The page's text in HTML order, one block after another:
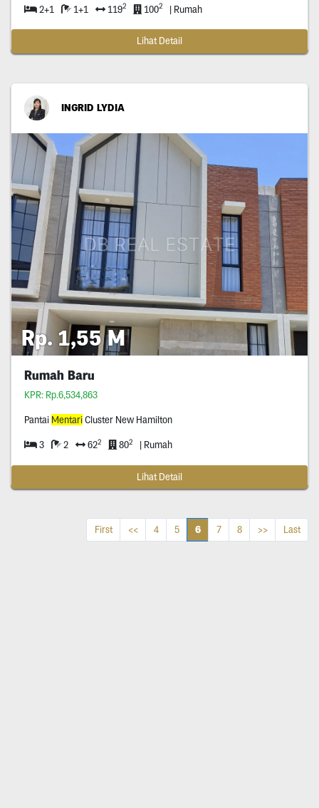
2+1 1+1 1192 1002 | Rumah
Lihat Detail
INGRID LYDIA
Rp. 1,55 M
Rumah Baru
KPR: Rp.6,534,863
Pantai MentariCluster New Hamilton
3 2 622 802 | Rumah
Lihat Detail
First << 4 5 6 7 8 >> Last